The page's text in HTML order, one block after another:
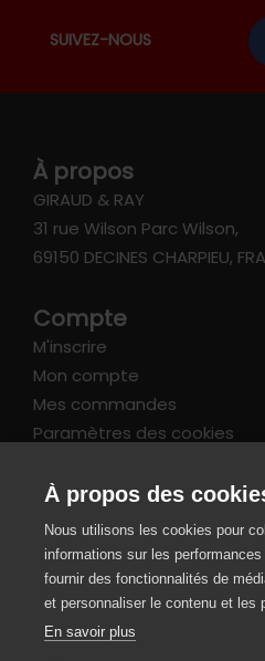
À propos des
Nous utilisons les cookies pour
informations sur les
fournir des fonctionnalités de
et personnaliser le contenu et les
En savoir plus
SUIVEZ-NOUS
À propos
GIRAUD & RAY
31 rue Wilson Parc Wilson,
69150 DECINES CHARPIEU,
Compte
M'inscrire
Mon compte
Mes commandes
Paramètres des cookies
Informations
FAQ
Livraison et retours
CGV / Mentions légales
Paiement sécurisé
SIRET 49343220700022